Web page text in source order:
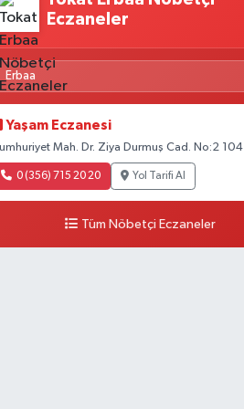
Eczaneler
Yaşam Eczanesi
Mah. Dr. Ziya Durmuş Cad. No:2 104
0 (356) 715 20 20 Yol Tarifi Al
Tüm Nöbetçi Eczaneler